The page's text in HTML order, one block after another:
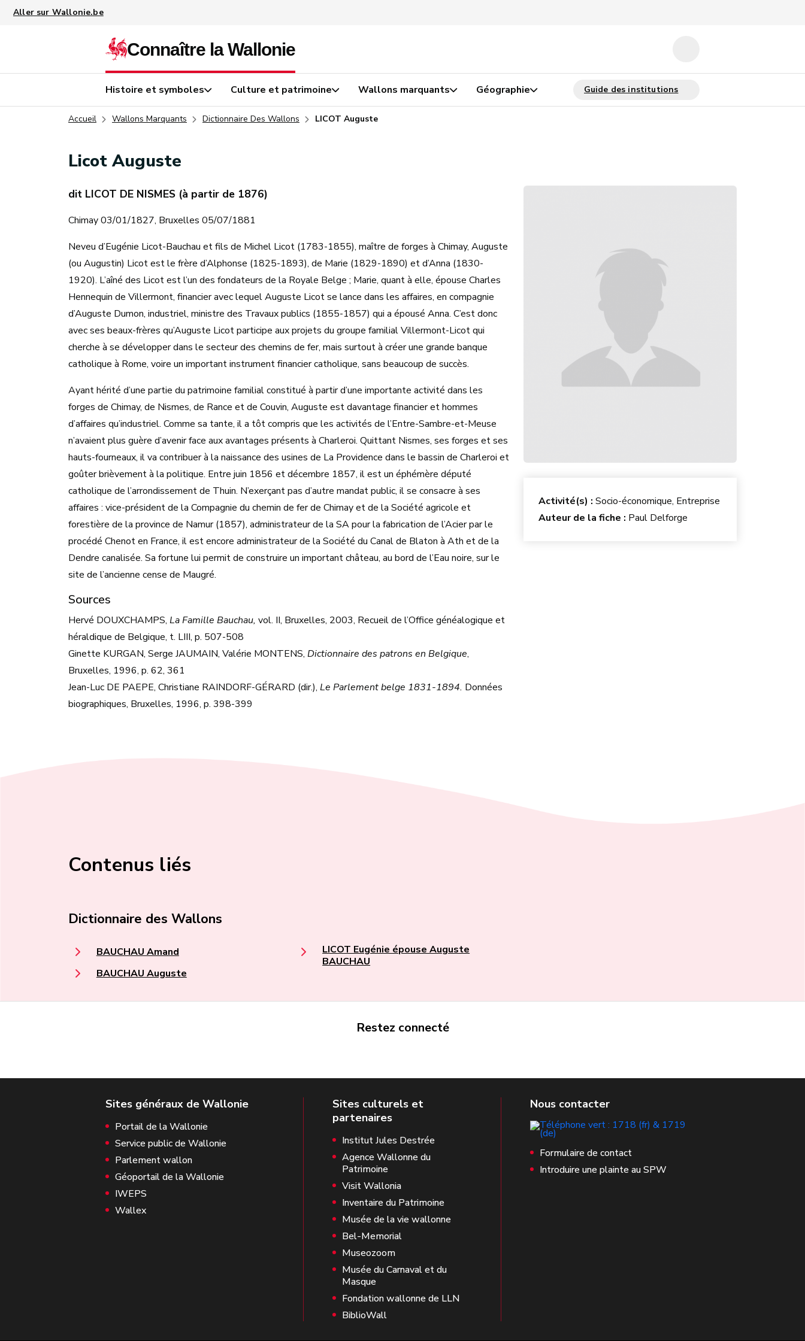
Histoire et symboles Culture et patrimoine Wallons marquants Géographie
Accueil Wallons Marquants Dictionnaire Des Wallons LICOT Auguste
Licot Auguste
dit LICOT DE NISMES (à partir de 1876)
Chimay 03/01/1827, Bruxelles 05/07/1881
Neveu d’Eugénie Licot-Bauchau et fils de Michel Licot (1783-1855), maître de forges à Chimay, Auguste
(ou Augustin) Licot est le frère d’Alphonse (1825-1893), de Marie (1829-1890) et d’Anna (1830-
1920). L’aîné des Licot est l’un des fondateurs de la Royale Belge ; Marie, quant à elle, épouse Charles
Hennequin de Villermont, financier avec lequel Auguste Licot se lance dans les affaires, en compagnie
d’Auguste Dumon, industriel, ministre des Travaux publics (1855-1857) qui a épousé Anna. C’est donc
avec ses beaux-frères qu’Auguste Licot participe aux projets du groupe familial Villermont-Licot qui
cherche à se développer dans le secteur des chemins de fer, mais surtout à créer une grande banque
catholique à Rome, voire un important instrument financier catholique, sans beaucoup de succès.
Ayant hérité d’une partie du patrimoine familial constitué à partir d’une importante activité dans les
forges de Chimay, de Nismes, de Rance et de Couvin, Auguste est davantage financier et hommes
d’affaires qu’industriel. Comme sa tante, il a tôt compris que les activités de l’Entre-Sambre-et-Meuse
n’avaient plus guère d’avenir face aux avantages présents à Charleroi. Quittant Nismes, ses forges et ses
hauts-fourneaux, il va contribuer à la naissance des usines de La Providence dans le bassin de Charleroi et
goûter brièvement à la politique. Entre juin 1856 et décembre 1857, il est un éphémère député
catholique de l’arrondissement de Thuin. N’exerçant pas d’autre mandat public, il se consacre à ses
affaires : vice-président de la Compagnie du chemin de fer de Chimay et de la Société agricole et
forestière de la province de Namur (1857), administrateur de la SA pour la fabrication de l’Acier par le
procédé Chenot en France, il est encore administrateur de la Société du Canal de Blaton à Ath et de la
Dendre canalisée. Sa fortune lui permit de construire un important château, au bord de l’Eau noire, sur le
site de l’ancienne cense de Maugré.
Sources
Hervé DOUXCHAMPS, La Famille Bauchau, vol. II, Bruxelles, 2003, Recueil de l’Office généalogique et
héraldique de Belgique, t. LIII, p. 507-508
Ginette KURGAN, Serge JAUMAIN, Valérie MONTENS, Dictionnaire des patrons en Belgique,
Bruxelles, 1996, p. 62, 361
Jean-Luc DE PAEPE, Christiane RAINDORF-GÉRARD (dir.), Le Parlement belge 1831-1894. Données
biographiques, Bruxelles, 1996, p. 398-399
Activité(s) : Socio-économique, Entreprise
Auteur de la fiche : Paul Delforge
Contenus liés
Dictionnaire des Wallons
BAUCHAU Amand
BAUCHAU Auguste
LICOT Eugénie épouse Auguste
BAUCHAU
Restez connecté
Portail de la Wallonie
Service public de Wallonie
Parlement wallon
Géoportail de la Wallonie
IWEPS
Wallex
Institut Jules Destrée
Agence Wallonne du
Patrimoine
Visit Wallonia
Inventaire du Patrimoine
Musée de la vie wallonne
Bel-Memorial
Museozoom
Musée du Carnaval et du
Masque
Fondation wallonne de LLN
BiblioWall
Formulaire de contact
Introduire une plainte au SPW